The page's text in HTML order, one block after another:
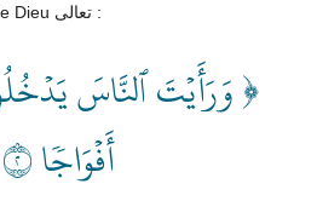
réalisation de la parole de Dieu تعالى :
﴿ وَرَأَيۡتَ ٱلنَّاسَ
أَفۡوَاجٗا ٢ ﴾